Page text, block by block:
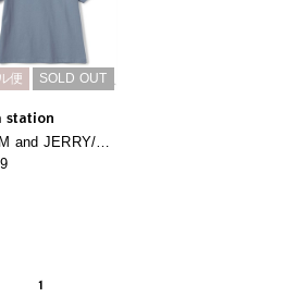
便 SOLD OUT
station
and JERRY/ト
ェリー】ジェリ
1